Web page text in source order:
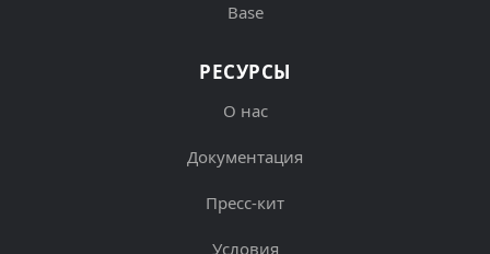
Base
РЕСУРСЫ
О нас
Документация
Пресс-кит
Условия